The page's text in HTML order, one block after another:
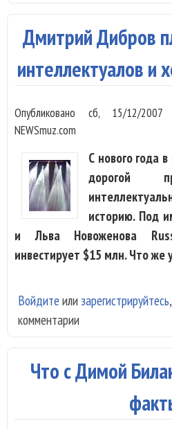
Дмитрий Дибров
интеллектуалов и
Опубликовано сб, 15/12/
NEWSmuz.com
С нового года
дорогой
историю. Под
и Льва Новоженова
инвестирует $15 млн. Что же
Войдите или зарегистрируйтесь
комментарии
Что с Димой